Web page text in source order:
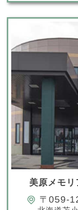
美原メモ
〒059-